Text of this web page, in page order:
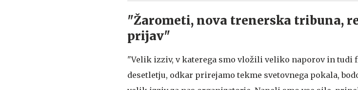
"Žarometi, nova trenerska tribuna,
prijav"
"Velik izziv, v katerega smo vložili veliko naporov in tudi
desetletju, odkar prirejamo tekme svetovnega pokala,